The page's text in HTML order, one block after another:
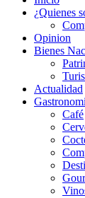
¿Quienes
Opinion
Bienes
Actualidad
Café